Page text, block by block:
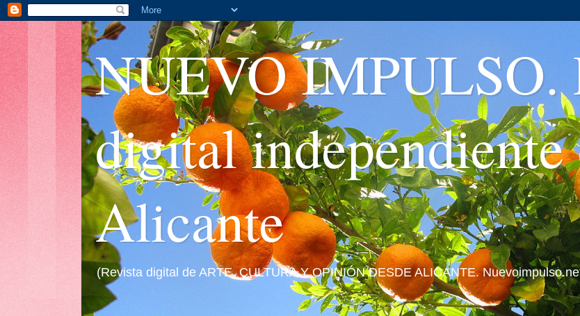
NUEVO IMPULSO.
digital independiente
Alicante
(Revista digital de ARTE, CULTURA Y OPINIÓN DESDE ALICANTE.